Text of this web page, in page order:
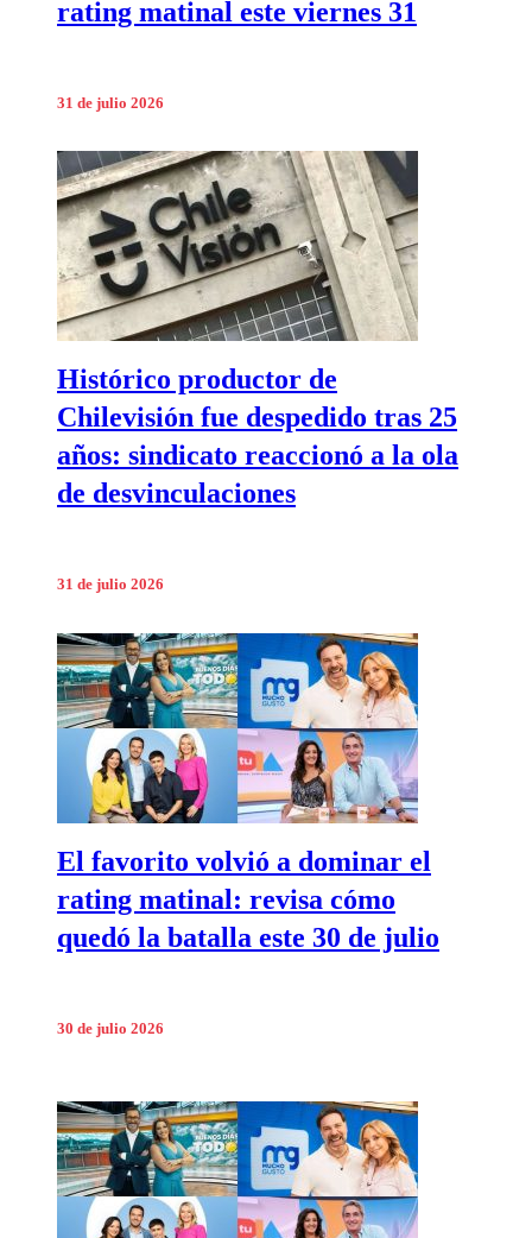
rating matinal este viernes 31
31 de julio 2026
Histórico productor de
Chilevisión fue despedido tras 25
años: sindicato reaccionó a la ola
de desvinculaciones
31 de julio 2026
El favorito volvió a dominar el
rating matinal: revisa cómo
quedó la batalla este 30 de julio
30 de julio 2026